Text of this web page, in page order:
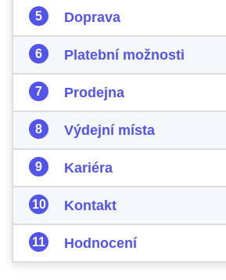
Doprava
Platební možnosti
Prodejna
Výdejní místa
Kariéra
Kontakt
Hodnocení